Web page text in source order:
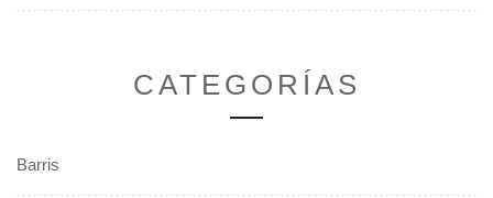
CATEGORÍAS
Barris